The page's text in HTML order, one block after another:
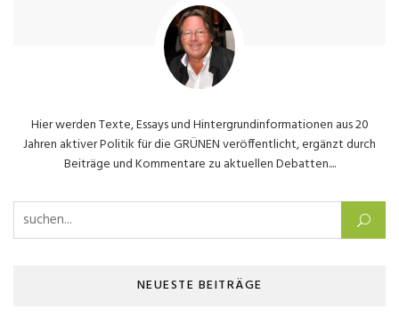
Hier werden Texte, Essays und Hintergrundinformationen aus 20
Jahren aktiver Politik für die GRÜNEN veröffentlicht, ergänzt durch
Beiträge und Kommentare zu aktuellen Debatten....
Suchen nach:
NEUESTE BEITRÄGE